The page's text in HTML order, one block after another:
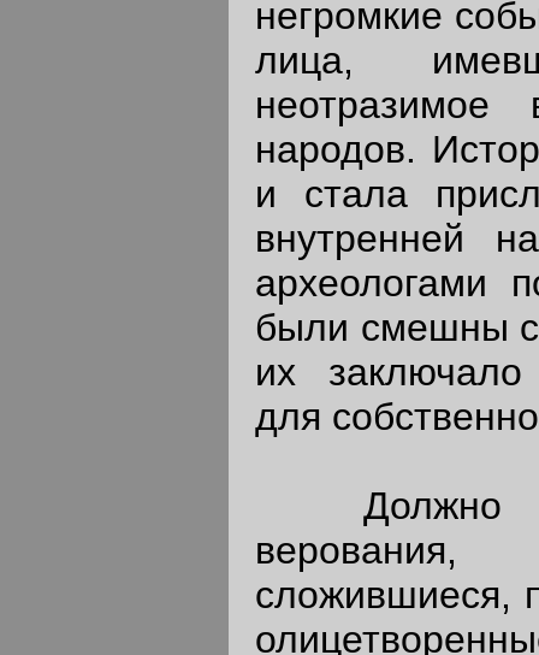
негромкие
лица,
неотразимое
народов.
и стала
внутренней
археологами
были смешны
их
для
Должно
сложившиеся,